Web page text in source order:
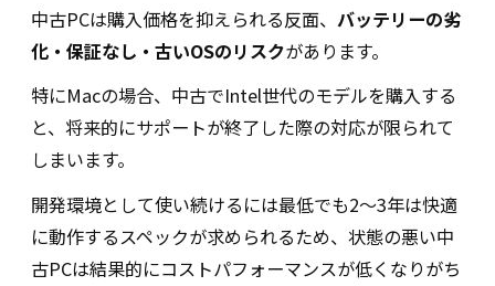
中古PCは購入価格を抑えられる反面、 バッテリーの劣
化・保証なし・古いOSのリスクがあります。
特にMacの場合、中古でIntel世代のモデルを購入する
と、将来的にサポートが終了した際の対応が限られて
しまいます。
開発環境として使い続けるには最低でも2〜3年は快適
に動作するスペックが求められるため、状態の悪い中
古PCは結果的にコストパフォーマンスが低くなりがち
採用に関するご質問にお答えします。選考フロー・福利
厚生・職種など、気になることはお気軽にどうぞ！
※AIが生成しているため、情報が不正確な場合がありま
す。正式情報は必ず各ページをご確認ください。